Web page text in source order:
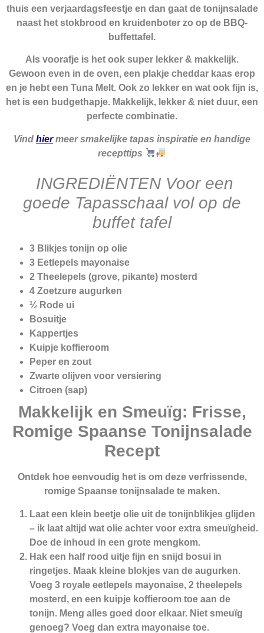
thuis een verjaardagsfeestje en dan gaat de tonijnsalade
naast het stokbrood en kruidenboter zo op de BBQ-
buffettafel.
Als voorafje is het ook super lekker & makkelijk.
Gewoon even in de oven, een plakje cheddar kaas erop
en je hebt een Tuna Melt. Ook zo lekker en wat ook fijn is,
het is een budgethapje. Makkelijk, lekker & niet duur, een
perfecte combinatie.
Vind hiermeer smakelijke tapas inspiratie en handige
recepttips
INGREDIËNTEN Voor een
goede Tapasschaal vol op de
buffet tafel
3 Blikjes tonijn op olie
3 Eetlepels mayonaise
2 Theelepels (grove, pikante) mosterd
4 Zoetzure augurken
½ Rode ui
Bosuitje
Kappertjes
Kuipje koffieroom
Peper en zout
Zwarte olijven voor versiering
Citroen (sap)
Makkelijk en Smeuïg: Frisse,
Romige Spaanse Tonijnsalade
Recept
Ontdek hoe eenvoudig het is om deze verfrissende,
romige Spaanse tonijnsalade te maken.
Laat een klein beetje olie uit de tonijnblikjes glijden
– ik laat altijd wat olie achter voor extra smeuïgheid.
Doe de inhoud in een grote mengkom.
Hak een half rood uitje fijn en snijd bosui in
ringetjes. Maak kleine blokjes van de augurken.
Voeg 3 royale eetlepels mayonaise, 2 theelepels
mosterd, en een kuipje koffieroom toe aan de
tonijn. Meng alles goed door elkaar. Niet smeuïg
genoeg? Voeg dan extra mayonaise toe.